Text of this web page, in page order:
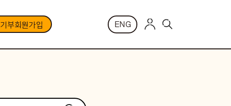
기부회원가입 ENG